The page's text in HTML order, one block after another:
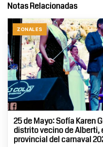
Notas Relacionadas
ZONALES
25 de Mayo: Sofía Karen
distrito vecino de Alberti,
provincial del carnaval